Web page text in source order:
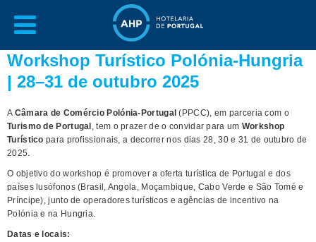
Workshop Turístico Polónia-Hungria
| 28–31 de outubro 2025
A Câmara de Comércio Polónia-Portugal (PPCC), em parceria com o
Turismo de Portugal , tem o prazer de o convidar para um Workshop
Turístico para profissionais, a decorrer nos dias 28, 30 e 31 de outubro de
2025.
O objetivo do workshop é promover a oferta turística de Portugal e dos
países lusófonos (Brasil, Angola, Moçambique, Cabo Verde e São Tomé e
Príncipe), junto de operadores turísticos e agências de incentivo na
Polónia e na Hungria.
Datas e locais: